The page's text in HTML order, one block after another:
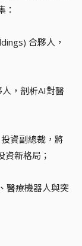
：
合夥人，
，剖析AI對醫
資副總裁，將
新格局；
醫療機器人與突